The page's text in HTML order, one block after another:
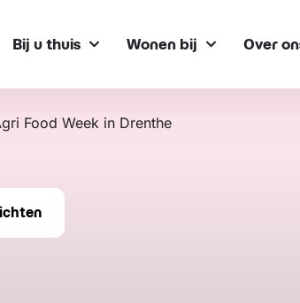
Bij u thuis Wonen bij Over
Food Week in Drenthe